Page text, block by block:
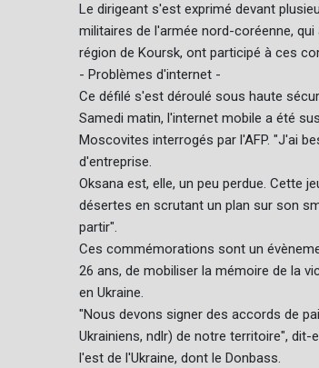
Le dirigeant s'est exprimé devant
militaires de l'armée nord-coréenne,
région de Koursk, ont participé à ces
- Problèmes d'internet -
Ce défilé s'est déroulé sous haute
Samedi matin, l'internet mobile a été
Moscovites interrogés par l'AFP. "J'ai
d'entreprise.
Oksana est, elle, un peu perdue. Cette
désertes en scrutant un plan sur son
partir".
Ces commémorations sont un
26 ans, de mobiliser la mémoire de la
en Ukraine.
"Nous devons signer des accords de
Ukrainiens, ndlr) de notre territoire",
l'est de l'Ukraine, dont le Donbass.